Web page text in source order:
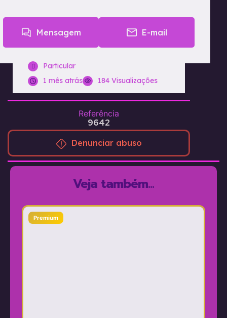
Mensagem E-mail
Particular
1 mês atrás
184 Visualizações
Referência
9642
Denunciar abuso
Veja também...
Premium